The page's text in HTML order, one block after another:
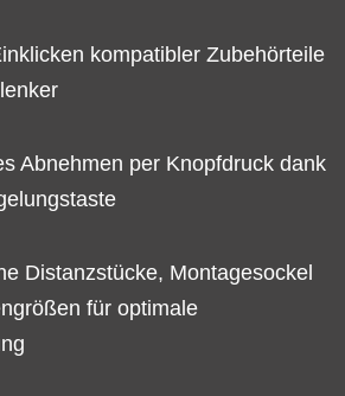
kompatibler Zubehörteile
Abnehmen per Knopfdruck dank
Distanzstücke, Montagesockel
für optimale